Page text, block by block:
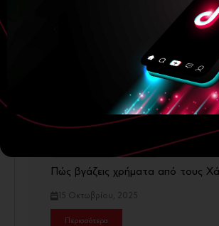
Ecommerce
Πώς βγάζεις χρήματα από τους
15 Οκτωβρίου, 2025
Περισσότερα